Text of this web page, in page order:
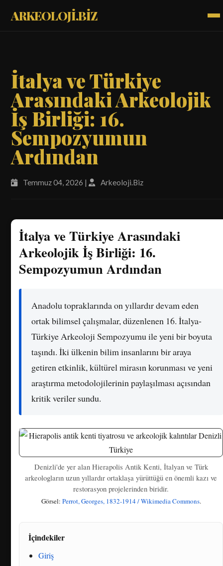
ARKEOLOJİ.BİZ
İtalya ve Türkiye
Arasındaki Arkeolojik
İş Birliği: 16.
Sempozyumun
Ardından
Temmuz 04, 2026 | Arkeoloji.Biz
İtalya ve Türkiye Arasındaki
Arkeolojik İş Birliği: 16.
Sempozyumun Ardından
Anadolu topraklarında on yıllardır devam eden
ortak bilimsel çalışmalar, düzenlenen 16. İtalya-
Türkiye Arkeoloji Sempozyumu ile yeni bir boyuta
taşındı. İki ülkenin bilim insanlarını bir araya
getiren etkinlik, kültürel mirasın korunması ve yeni
araştırma metodolojilerinin paylaşılması açısından
kritik veriler sundu.
Denizli'de yer alan Hierapolis Antik Kenti, İtalyan ve Türk
arkeologların uzun yıllardır ortaklaşa yürüttüğü en önemli kazı ve
restorasyon projelerinden biridir.
Görsel: Perrot, Georges, 1832-1914 / Wikimedia Commons.
İçindekiler
Giriş